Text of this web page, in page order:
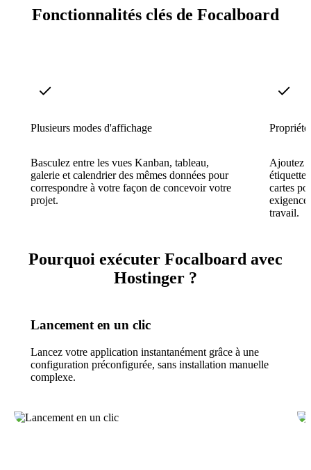
Fonctionnalités clés de Focalboard
Plusieurs modes d'affichage
Basculez entre les vues Kanban, tableau,
galerie et calendrier des mêmes données pour
correspondre à votre façon de concevoir votre
projet.
Ajoutez
cartes
travail.
Pourquoi exécuter Focalboard avec
Hostinger ?
Lancement en un clic
Lancez votre application instantanément grâce à une
configuration préconfigurée, sans installation manuelle
complexe.